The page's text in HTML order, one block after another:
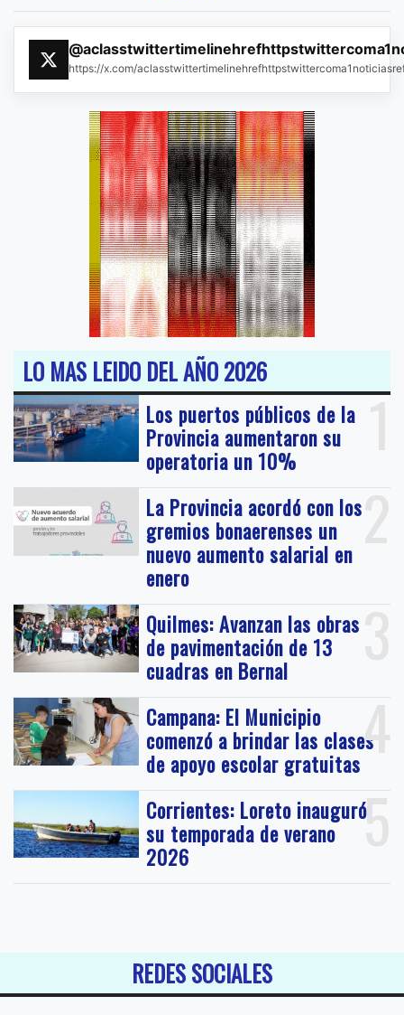
https://x.com/
LO MAS LEIDO DEL AÑO 2026
1
Los puertos públicos de la
Provincia aumentaron su
operatoria un 10%
2
La Provincia acordó con los
gremios bonaerenses un
nuevo aumento salarial en
enero
3
Quilmes: Avanzan las obras
de pavimentación de 13
cuadras en Bernal
4
Campana: El Municipio
comenzó a brindar las clases
de apoyo escolar gratuitas
5
Corrientes: Loreto inauguró
su temporada de verano
2026
REDES SOCIALES